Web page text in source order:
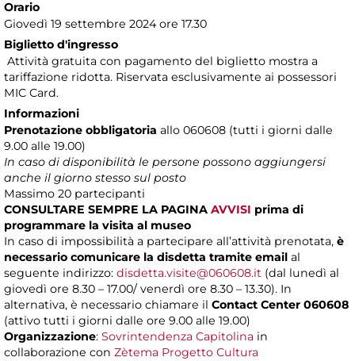
Orario
Giovedì 19 settembre 2024 ore 17.30
Biglietto d'ingresso
Attività gratuita con pagamento del biglietto mostra a
tariffazione ridotta. Riservata esclusivamente ai possessori
MIC Card.
Informazioni
Prenotazione obbligatoria allo 060608 (tutti i giorni dalle
9.00 alle 19.00)
In caso di disponibilità le persone possono aggiungersi
anche il giorno stesso sul posto
Massimo 20 partecipanti
CONSULTARE SEMPRE LA PAGINA AVVISI prima di
programmare la visita al museo
In caso di impossibilità a partecipare all’attività prenotata, è
necessario comunicare la disdetta tramite email al
seguente indirizzo: disdetta.visite@060608.it (dal lunedì al
giovedì ore 8.30 – 17.00/ venerdì ore 8.30 – 13.30). In
alternativa, è necessario chiamare il Contact Center 060608
(attivo tutti i giorni dalle ore 9.00 alle 19.00)
Organizzazione: Sovrintendenza Capitolina in
collaborazione con Zètema Progetto Cultura